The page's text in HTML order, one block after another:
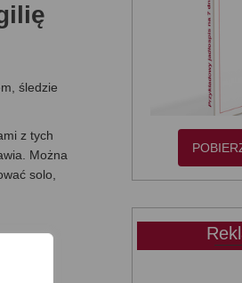
śledzie
z tych
Można
solo,